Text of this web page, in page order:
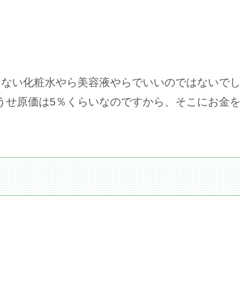
い化粧水やら美容液やらでいいのではないでし
原価は5％くらいなのですから、そこにお金を